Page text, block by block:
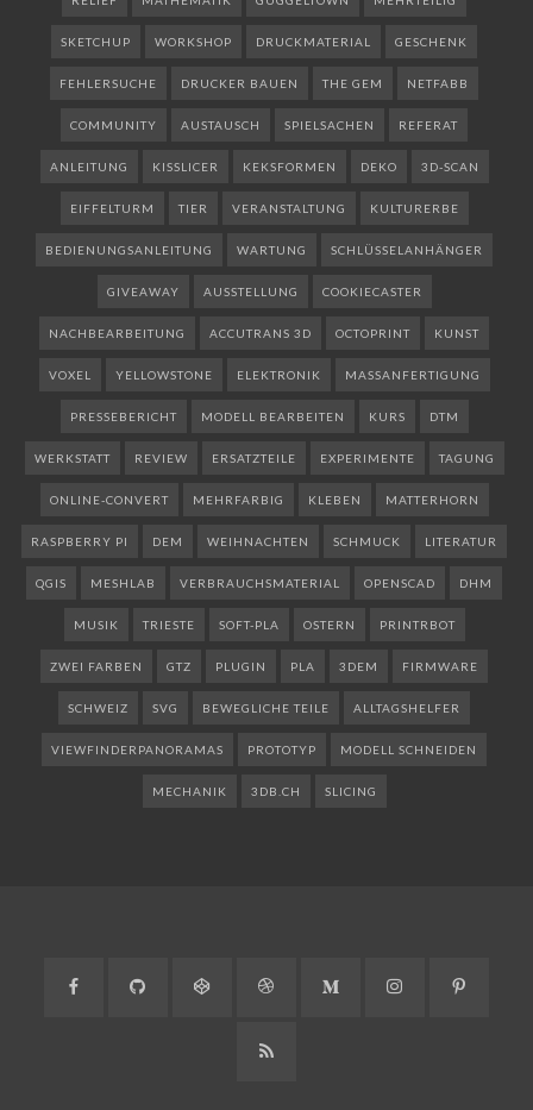
SKETCHUP WORKSHOP DRUCKMATERIAL GESCHENK
FEHLERSUCHE DRUCKER BAUEN THE GEM NETFABB
COMMUNITY AUSTAUSCH SPIELSACHEN REFERAT
ANLEITUNG KISSLICER KEKSFORMEN DEKO 3D-SCAN
EIFFELTURM TIER VERANSTALTUNG KULTURERBE
BEDIENUNGSANLEITUNG WARTUNG SCHLÜSSELANHÄNGER
GIVEAWAY AUSSTELLUNG COOKIECASTER
NACHBEARBEITUNG ACCUTRANS 3D OCTOPRINT KUNST
VOXEL YELLOWSTONE ELEKTRONIK MASSANFERTIGUNG
PRESSEBERICHT MODELL BEARBEITEN KURS DTM
WERKSTATT REVIEW ERSATZTEILE EXPERIMENTE TAGUNG
ONLINE-CONVERT MEHRFARBIG KLEBEN MATTERHORN
RASPBERRY PI DEM WEIHNACHTEN SCHMUCK LITERATUR
QGIS MESHLAB VERBRAUCHSMATERIAL OPENSCAD DHM
MUSIK TRIESTE SOFT-PLA OSTERN PRINTRBOT
ZWEI FARBEN GTZ PLUGIN PLA 3DEM FIRMWARE
SCHWEIZ SVG BEWEGLICHE TEILE ALLTAGSHELFER
VIEWFINDERPANORAMAS PROTOTYP MODELL SCHNEIDEN
MECHANIK 3DB.CH SLICING
Facebook GitHub CodePen DribbbleMedium Instagram
RSS